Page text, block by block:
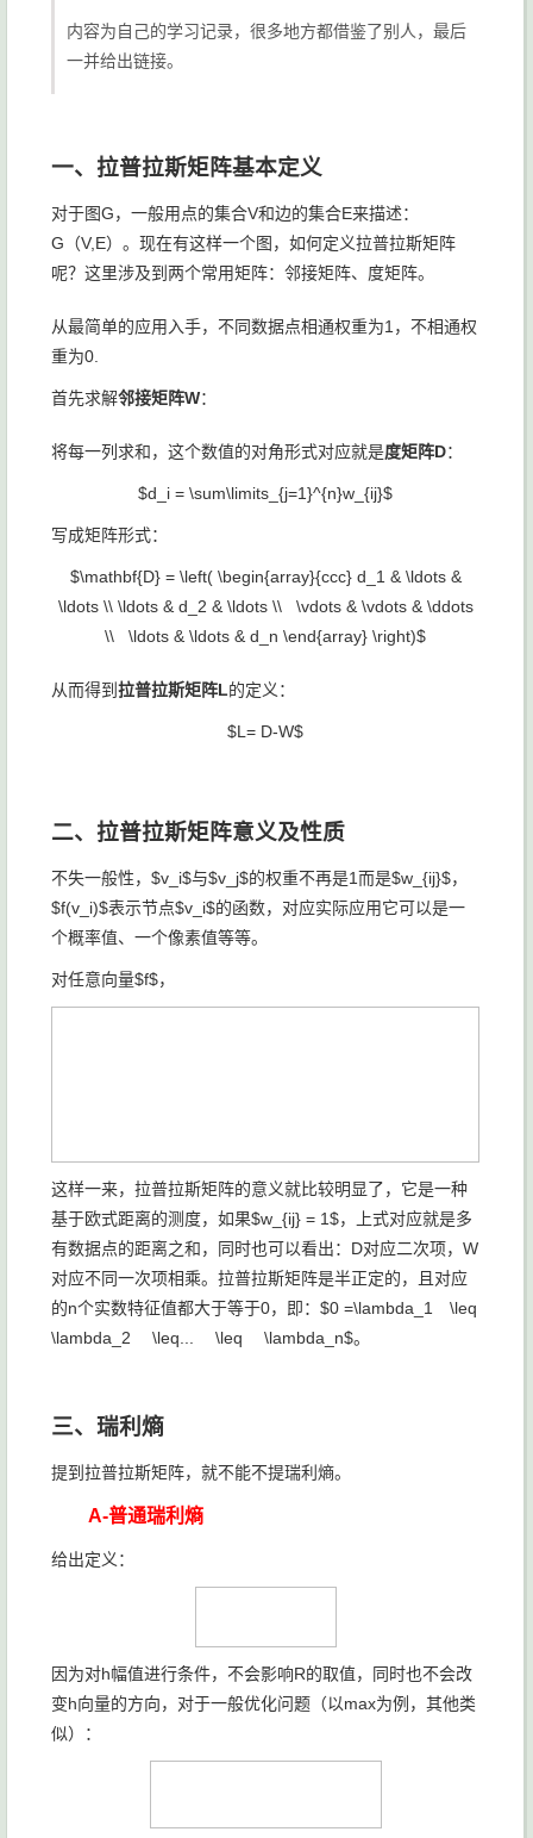
内容为自己的学习记录，很多地方都借鉴了别人，最后
一并给出链接。
一、拉普拉斯矩阵基本定义
对于图G，一般用点的集合V和边的集合E来描述：
G（V,E）。现在有这样一个图，如何定义拉普拉斯矩阵
呢？这里涉及到两个常用矩阵：邻接矩阵、度矩阵。
从最简单的应用入手，不同数据点相通权重为1，不相通权
重为0.
首先求解邻接矩阵W：
将每一列求和，这个数值的对角形式对应就是度矩阵D：
$d_i = \sum\limits_{j=1}^{n}w_{ij}$
写成矩阵形式：
$\mathbf{D} = \left( \begin{array}{ccc} d_1 & \ldots &
\ldots \\ \ldots & d_2 & \ldots \\ \vdots & \vdots & \ddots
\\ \ldots & \ldots & d_n \end{array} \right)$
从而得到 拉普拉斯矩阵L的定义：
$L= D-W$
二、拉普拉斯矩阵意义及性质
不失一般性，$v_i$与$v_j$的权重不再是1而是$w_{ij}$，
$f(v_i)$表示节点$v_i$的函数，对应实际应用它可以是一
个概率值、一个像素值等等。
对任意向量$f$，
这样一来，拉普拉斯矩阵的意义就比较明显了，它是一种
基于欧式距离的测度，如果$w_{ij} = 1$，上式对应就是多
有数据点的距离之和，同时也可以看出：D对应二次项，W
对应不同一次项相乘。拉普拉斯矩阵是半正定的，且对应
的n个实数特征值都大于等于0，即：$0 =\lambda_1 \leq
\lambda_2 \leq... \leq \lambda_n$。
三、瑞利熵
提到拉普拉斯矩阵，就不能不提瑞利熵。
A-普通瑞利熵
给出定义：
因为对h幅值进行条件，不会影响R的取值，同时也不会改
变h向量的方向，对于一般优化问题（以max为例，其他类
似）：